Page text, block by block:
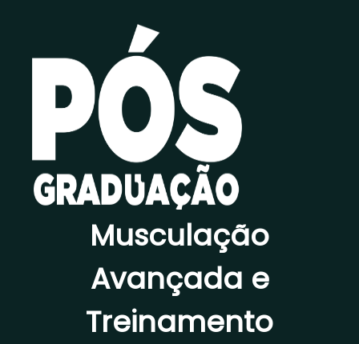
Musculação
Avançada e
Treinamento